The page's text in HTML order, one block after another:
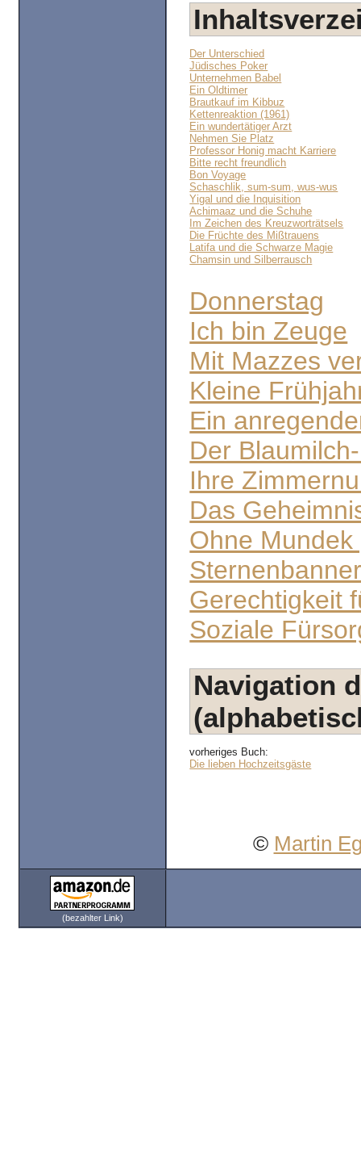
Der Unterschied
Jüdisches Poker
Unternehmen Babel
Ein Oldtimer
Brautkauf im Kibbuz
Kettenreaktion (1961)
Ein wundertätiger Arzt
Nehmen Sie Platz
Professor Honig macht Karriere
Bitte recht freundlich
Bon Voyage
Schaschlik, sum-sum, wus-wus
Yigal und die Inquisition
Achimaaz und die Schuhe
Im Zeichen des Kreuzworträtsels
Die Früchte des Mißtrauens
Latifa und die Schwarze Magie
Chamsin und Silberrausch
Donnerstag
Ich bin Zeuge
Mit Mazzes
Kleine
Ein
Der
Ihre
Das
Ohne
Gerechtigkeit
Soziale
Navigation
vorheriges Buch:
Die lieben Hochzeitsgäste
© Martin
(bezahlter Link)